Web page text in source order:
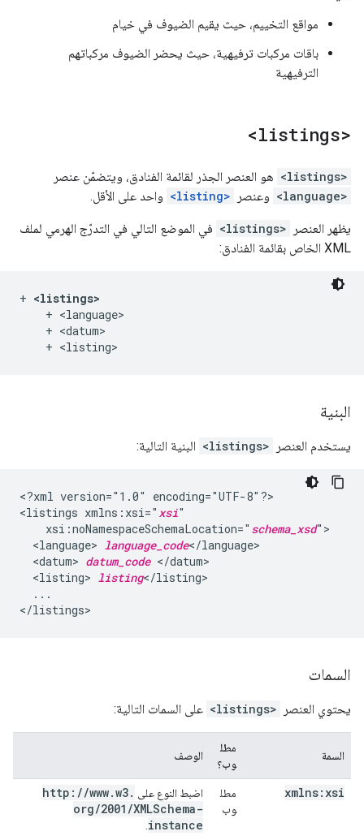
مواقع التخييم، حيث يقيم الضيوف في خيام
باقات مركبات ترفيهية، حيث يحضر الضيوف مركباتهم
الترفيهية
<listings>
<listings> هو العنصر الجذر لقائمة الفنادق، ويتضمّن عنصر
<language> وعنصر <listing> واحد على الأقل.
يظهر العنصر <listings> في الموضع التالي في التدرّج الهرمي لملف
XML الخاص بقائمة الفنادق:
+ <listings>
    + <language>
    + <datum>
البنية
يستخدم العنصر <listings> البنية التالية:
<?xml version="1.0"
encoding="UTF-8"?>
<listings xmlns:xsi=" xsi
xsi:noNamespaceSchemaLocation=" schema_xsd
<language> language_code
<datum> datum_code
<listing> listing
...
السمات
يحتوي العنصر <listings> على السمات التالية:
السمة
مطل
وب؟
الوصف
xmlns:xsi
مطل
وب
اضبط النوع على http: //www.w3.
org/2001 /XMLSchema-
instance